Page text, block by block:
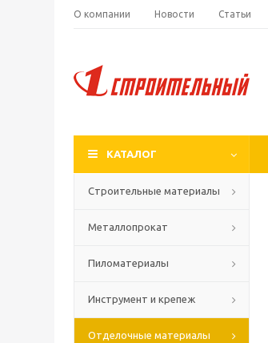
О компании Новости Статьи
КАТАЛОГ
Строительные материалы
Металлопрокат
Пиломатериалы
Инструмент и крепеж
Отделочные материалы